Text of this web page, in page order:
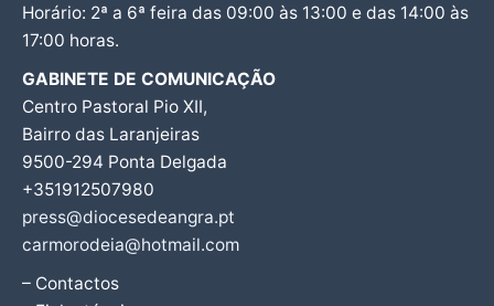
Horário: 2ª a 6ª feira das 09:00 às 13:00 e das 14:00 às
17:00 horas.
GABINETE DE COMUNICAÇÃO
Centro Pastoral Pio XII,
Bairro das Laranjeiras
9500-294 Ponta Delgada
+351912507980
press@diocesedeangra.pt
carmorodeia@hotmail.com
– Contactos